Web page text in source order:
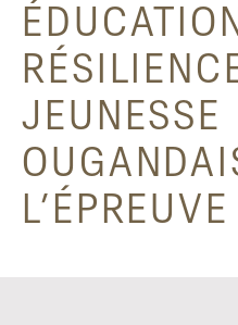
JEUNESSE